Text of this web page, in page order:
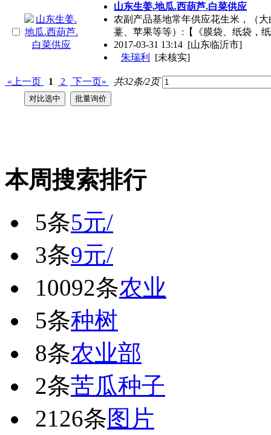
山东生姜.地瓜.西葫芦.白菜供应
农副产品基地常年供应花生米，（
薹、苹果等等）:【《膜袋、纸袋，
2017-03-31 13:14 [山东临沂市]
朱瑞利
[未核实]
«上一页 1 2 下一页» 共32条/2页
本周搜索排行
5条5元/
3条9元/
10092条农业
5条种树
8条农业部
2条苦瓜种子
2126条图片